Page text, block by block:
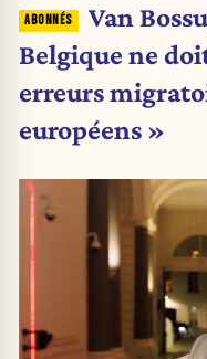
autres
Van
Belgique ne
erreurs
européens »